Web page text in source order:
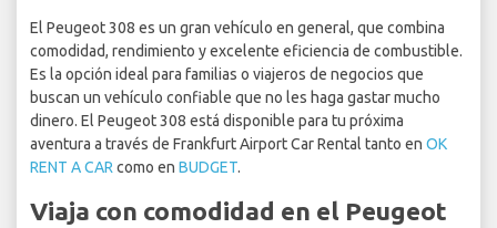
El Peugeot 308 es un gran vehículo en general, que combina
comodidad, rendimiento y excelente eficiencia de combustible.
Es la opción ideal para familias o viajeros de negocios que
buscan un vehículo confiable que no les haga gastar mucho
dinero. El Peugeot 308 está disponible para tu próxima
aventura a través de Frankfurt Airport Car Rental tanto en OK
RENT A CAR como en BUDGET.
Viaja con comodidad en el Peugeot